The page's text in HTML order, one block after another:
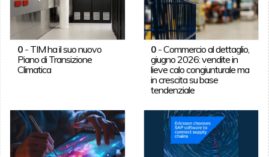
0- TIM ha il suo nuovo
Piano di Transizione
Climatica
0 -Commercio al dettaglio,
giugno 2026: vendite in
lieve calo congiunturale ma
in crescita su base
tendenziale